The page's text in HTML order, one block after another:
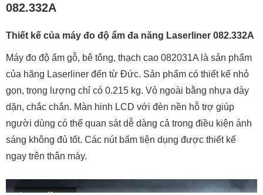
082.332A
Thiết kế của máy đo độ ẩm đa năng Laserliner 082.332A
Máy đo độ ẩm gỗ, bê tông, thạch cao 082031A là sản phẩm
của hãng Laserliner đến từ Đức. Sản phẩm có thiết kế nhỏ
gọn, trọng lượng chỉ có 0.215 kg. Vỏ ngoài bằng nhựa dày
dặn, chắc chắn. Màn hinh LCD với đèn nền hỗ trợ giúp
người dùng có thể quan sát dễ dàng cả trong điều kiện ánh
sáng không đủ tốt. Các nút bấm tiện dụng được thiết kế
ngay trên thân máy.